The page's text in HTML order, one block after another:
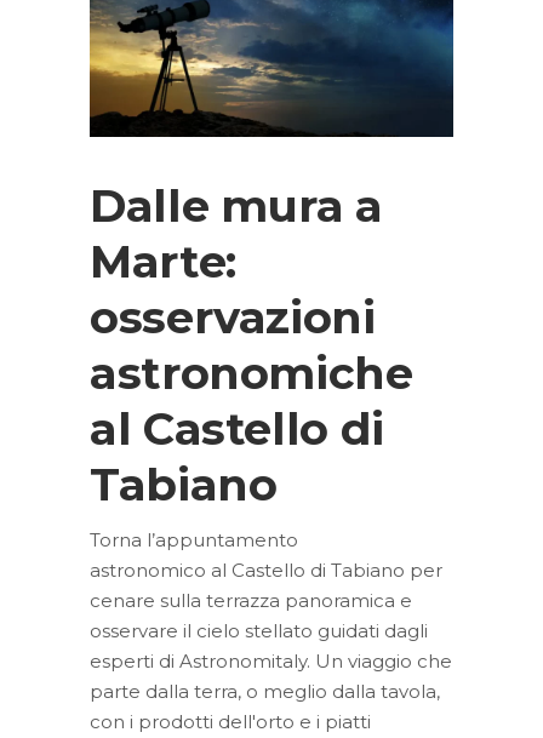
Dalle mura a
Marte:
osservazioni
astronomiche
al Castello di
Tabiano
Torna l’appuntamento
astronomico al Castello di Tabiano per
cenare sulla terrazza panoramica e
osservare il cielo stellato guidati dagli
esperti di Astronomitaly. Un viaggio che
parte dalla terra, o meglio dalla tavola,
con i prodotti dell'orto e i piatti